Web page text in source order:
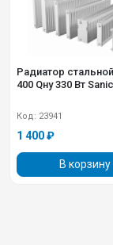
Радиатор
400 Qну 330 Вт
Код: 23941
1 400 ₽
В корзину